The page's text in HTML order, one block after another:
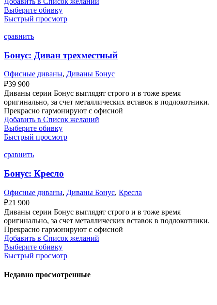
Выберите обивку
Быстрый просмотр
сравнить
Бонус: Диван трехместный
Офисные диваны, Диваны Бонус
₽39 900
Диваны серии Бонус выглядят строго и в тоже время
оригинально, за счет металлических вставок в подлокотники.
Прекрасно гармонируют с офисной
Добавить в Список желаний
Выберите обивку
Быстрый просмотр
сравнить
Бонус: Кресло
Офисные диваны, Диваны Бонус, Кресла
₽21 900
Диваны серии Бонус выглядят строго и в тоже время
оригинально, за счет металлических вставок в подлокотники.
Прекрасно гармонируют с офисной
Добавить в Список желаний
Выберите обивку
Быстрый просмотр
Недавно просмотренные